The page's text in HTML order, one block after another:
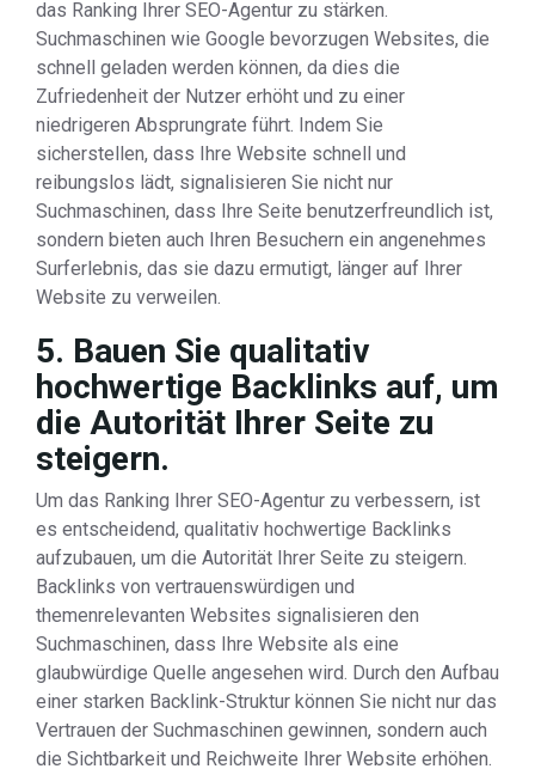
das Ranking Ihrer SEO-Agentur zu stärken.
Suchmaschinen wie Google bevorzugen Websites, die
schnell geladen werden können, da dies die
Zufriedenheit der Nutzer erhöht und zu einer
niedrigeren Absprungrate führt. Indem Sie
sicherstellen, dass Ihre Website schnell und
reibungslos lädt, signalisieren Sie nicht nur
Suchmaschinen, dass Ihre Seite benutzerfreundlich ist,
sondern bieten auch Ihren Besuchern ein angenehmes
Surferlebnis, das sie dazu ermutigt, länger auf Ihrer
Website zu verweilen.
5. Bauen Sie qualitativ
hochwertige Backlinks auf, um
die Autorität Ihrer Seite zu
steigern.
Um das Ranking Ihrer SEO-Agentur zu verbessern, ist
es entscheidend, qualitativ hochwertige Backlinks
aufzubauen, um die Autorität Ihrer Seite zu steigern.
Backlinks von vertrauenswürdigen und
themenrelevanten Websites signalisieren den
Suchmaschinen, dass Ihre Website als eine
glaubwürdige Quelle angesehen wird. Durch den Aufbau
einer starken Backlink-Struktur können Sie nicht nur das
Vertrauen der Suchmaschinen gewinnen, sondern auch
die Sichtbarkeit und Reichweite Ihrer Website erhöhen.